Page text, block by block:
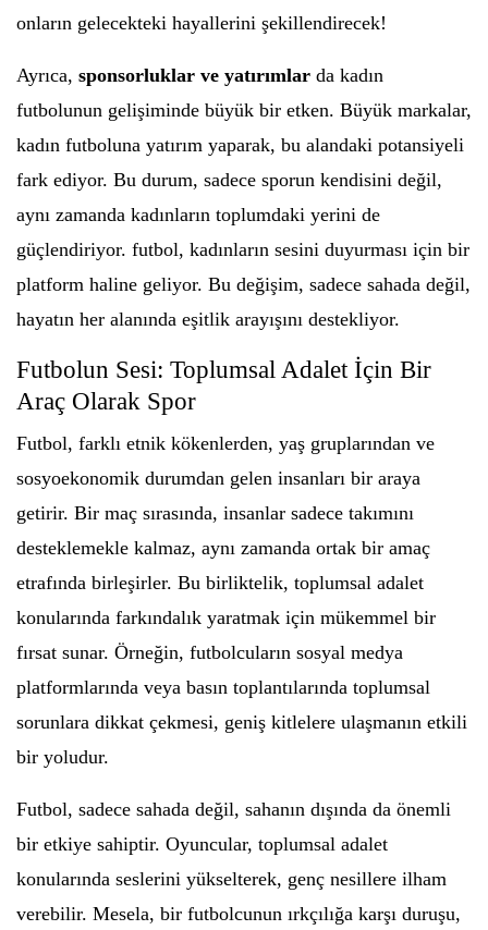
onların gelecekteki hayallerini şekillendirecek!
Ayrıca, sponsorluklar ve yatırımlar da kadın
futbolunun gelişiminde büyük bir etken. Büyük markalar,
kadın futboluna yatırım yaparak, bu alandaki potansiyeli
fark ediyor. Bu durum, sadece sporun kendisini değil,
aynı zamanda kadınların toplumdaki yerini de
güçlendiriyor. futbol, kadınların sesini duyurması için bir
platform haline geliyor. Bu değişim, sadece sahada değil,
hayatın her alanında eşitlik arayışını destekliyor.
Futbolun Sesi: Toplumsal Adalet İçin Bir
Araç Olarak Spor
Futbol, farklı etnik kökenlerden, yaş gruplarından ve
sosyoekonomik durumdan gelen insanları bir araya
getirir. Bir maç sırasında, insanlar sadece takımını
desteklemekle kalmaz, aynı zamanda ortak bir amaç
etrafında birleşirler. Bu birliktelik, toplumsal adalet
konularında farkındalık yaratmak için mükemmel bir
fırsat sunar. Örneğin, futbolcuların sosyal medya
platformlarında veya basın toplantılarında toplumsal
sorunlara dikkat çekmesi, geniş kitlelere ulaşmanın etkili
bir yoludur.
Futbol, sadece sahada değil, sahanın dışında da önemli
bir etkiye sahiptir. Oyuncular, toplumsal adalet
konularında seslerini yükselterek, genç nesillere ilham
verebilir. Mesela, bir futbolcunun ırkçılığa karşı duruşu,